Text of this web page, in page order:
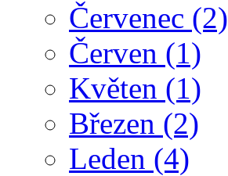
Červenec (2)
Červen (1)
Květen (1)
Březen (2)
Leden (4)